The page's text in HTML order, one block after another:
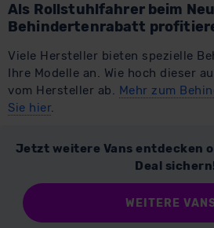
Als Rollstuhlfahrer beim
Behindertenrabatt
Viele Hersteller bieten spezielle
Ihre Modelle an. Wie hoch dieser
vom Hersteller ab. Mehr zum
Sie hier.
Jetzt weitere Vans entdecken
Deal
WEITERE